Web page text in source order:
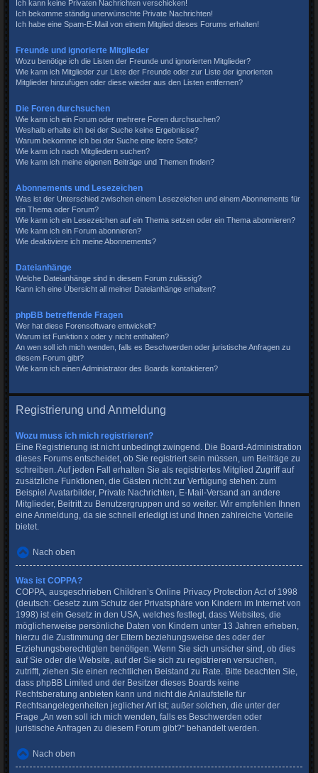
Ich kann keine Privaten Nachrichten verschicken!
Ich bekomme ständig unerwünschte Private Nachrichten!
Ich habe eine Spam-E-Mail von einem Mitglied dieses Forums erhalten!
Freunde und ignorierte Mitglieder
Wozu benötige ich die Listen der Freunde und ignorierten Mitglieder?
Wie kann ich Mitglieder zur Liste der Freunde oder zur Liste der ignorierten
Mitglieder hinzufügen oder diese wieder aus den Listen entfernen?
Die Foren durchsuchen
Wie kann ich ein Forum oder mehrere Foren durchsuchen?
Weshalb erhalte ich bei der Suche keine Ergebnisse?
Warum bekomme ich bei der Suche eine leere Seite?
Wie kann ich nach Mitgliedern suchen?
Wie kann ich meine eigenen Beiträge und Themen finden?
Abonnements und Lesezeichen
Was ist der Unterschied zwischen einem Lesezeichen und einem Abonnements für
ein Thema oder Forum?
Wie kann ich ein Lesezeichen auf ein Thema setzen oder ein Thema abonnieren?
Wie kann ich ein Forum abonnieren?
Wie deaktiviere ich meine Abonnements?
Dateianhänge
Welche Dateianhänge sind in diesem Forum zulässig?
Kann ich eine Übersicht all meiner Dateianhänge erhalten?
phpBB betreffende Fragen
Wer hat diese Forensoftware entwickelt?
Warum ist Funktion x oder y nicht enthalten?
An wen soll ich mich wenden, falls es Beschwerden oder juristische Anfragen zu
diesem Forum gibt?
Wie kann ich einen Administrator des Boards kontaktieren?
Registrierung und Anmeldung
Wozu muss ich mich registrieren?
Eine Registrierung ist nicht unbedingt zwingend. Die Board-Administration
dieses Forums entscheidet, ob Sie registriert sein müssen, um Beiträge zu
schreiben. Auf jeden Fall erhalten Sie als registriertes Mitglied Zugriff auf
zusätzliche Funktionen, die Gästen nicht zur Verfügung stehen: zum
Beispiel Avatarbilder, Private Nachrichten, E-Mail-Versand an andere
Mitglieder, Beitritt zu Benutzergruppen und so weiter. Wir empfehlen Ihnen
eine Anmeldung, da sie schnell erledigt ist und Ihnen zahlreiche Vorteile
bietet.
Nach oben
Was ist COPPA?
COPPA, ausgeschrieben Children’s Online Privacy Protection Act of 1998
(deutsch: Gesetz zum Schutz der Privatsphäre von Kindern im Internet von
1998) ist ein Gesetz in den USA, welches festlegt, dass Websites, die
möglicherweise persönliche Daten von Kindern unter 13 Jahren erheben,
hierzu die Zustimmung der Eltern beziehungsweise des oder der
Erziehungsberechtigten benötigen. Wenn Sie sich unsicher sind, ob dies
auf Sie oder die Website, auf der Sie sich zu registrieren versuchen,
zutrifft, ziehen Sie einen rechtlichen Beistand zu Rate. Bitte beachten Sie,
dass phpBB Limited und der Besitzer dieses Boards keine
Rechtsberatung anbieten kann und nicht die Anlaufstelle für
Rechtsangelegenheiten jeglicher Art ist; außer solchen, die unter der
Frage „An wen soll ich mich wenden, falls es Beschwerden oder
juristische Anfragen zu diesem Forum gibt?“ behandelt werden.
Nach oben